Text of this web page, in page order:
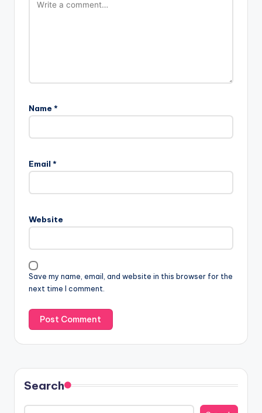
Name *
Email *
Website
Save my name, email, and website in this browser for the
next time I comment.
Search